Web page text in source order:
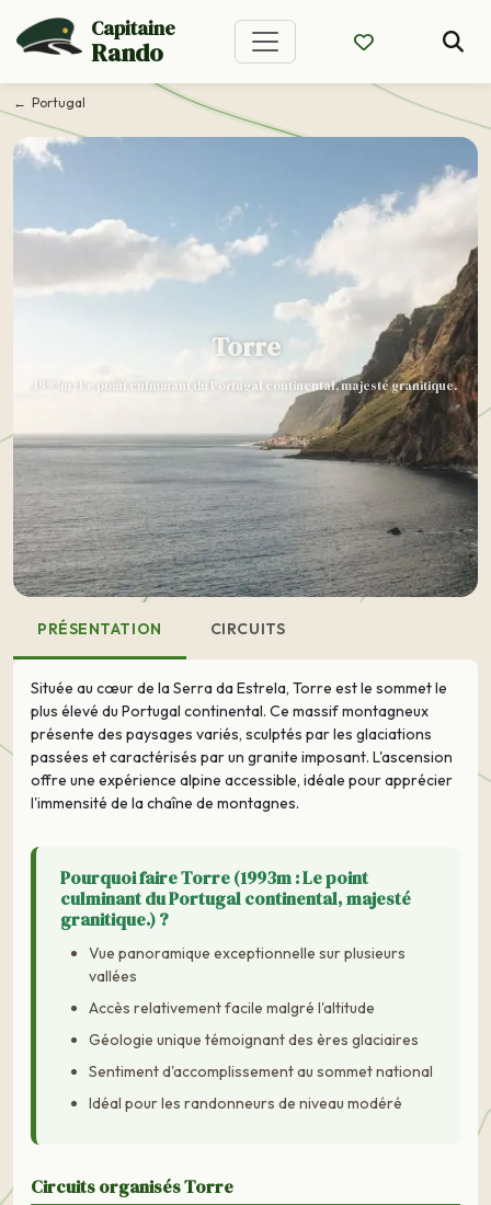
Capitaine
Rando
Portugal
Torre
1993m : Le point culminant du Portugal continental, majesté granitique.
PRÉSENTATION CIRCUITS
Située au cœur de la Serra da Estrela, Torre est le sommet le
plus élevé du Portugal continental. Ce massif montagneux
présente des paysages variés, sculptés par les glaciations
passées et caractérisés par un granite imposant. L'ascension
offre une expérience alpine accessible, idéale pour apprécier
l'immensité de la chaîne de montagnes.
Pourquoi faire Torre (1993m : Le point
culminant du Portugal continental, majesté
granitique.) ?
Vue panoramique exceptionnelle sur plusieurs
vallées
Accès relativement facile malgré l'altitude
Géologie unique témoignant des ères glaciaires
Sentiment d'accomplissement au sommet national
Idéal pour les randonneurs de niveau modéré
Circuits organisés Torre